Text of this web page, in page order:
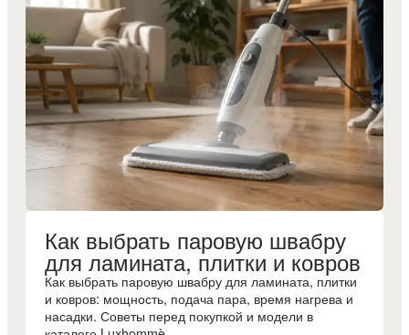
Как выбрать паровую швабру
для ламината, плитки и ковров
Как выбрать паровую швабру для ламината, плитки
и ковров: мощность, подача пара, время нагрева и
насадки. Советы перед покупкой и модели в